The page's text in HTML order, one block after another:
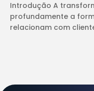
Introdução A
profundamente a
relacionam com